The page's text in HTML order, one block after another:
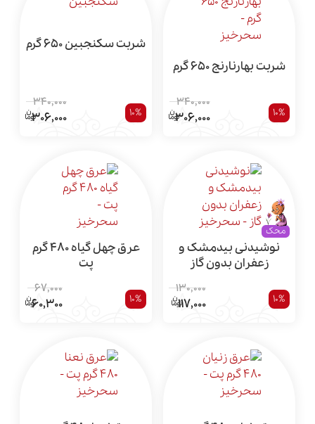
شربت بهارنارنج 650 گرم
10%
340,000
306,000
شربت سکنجبین 650 گرم
10%
340,000
306,000
محک
نوشیدنی بیدمشک و
زعفران بدون گاز
10%
130,000
117,000
عرق چهل گیاه 480 گرم
پت
10%
67,000
60,300